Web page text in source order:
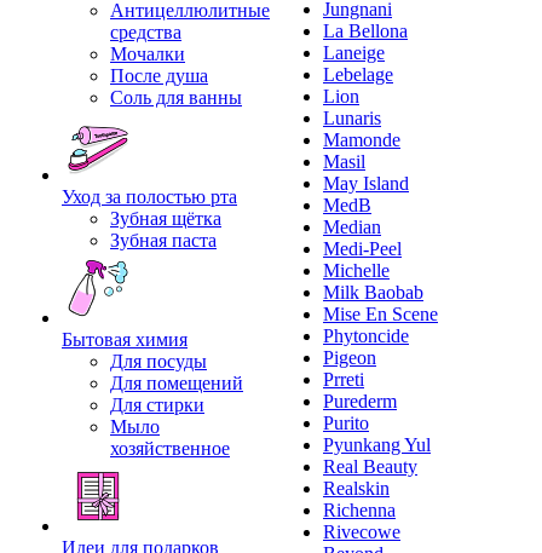
Антицеллюлитные
средства
Мочалки
После душа
Соль для ванны
Уход за полостью рта
Зубная щётка
Зубная паста
Бытовая химия
Для посуды
Для помещений
Для стирки
Мыло
хозяйственное
Идеи для подарков
Jungnani
La Bellona
Laneige
Lebelage
Lion
Lunaris
Mamonde
Masil
May Island
MedB
Median
Medi-Peel
Michelle
Milk Baobab
Mise En Scene
Phytoncide
Pigeon
Prreti
Purederm
Purito
Pyunkang Yul
Real Beauty
Realskin
Richenna
Rivecowe